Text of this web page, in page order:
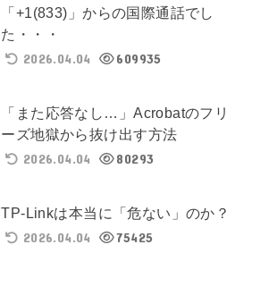
「+1(833)」からの国際通話でし
た・・・
2026.04.04
609935
「また応答なし…」Acrobatのフリ
ーズ地獄から抜け出す方法
2026.04.04
80293
TP-Linkは本当に「危ない」のか？
2026.04.04
75425